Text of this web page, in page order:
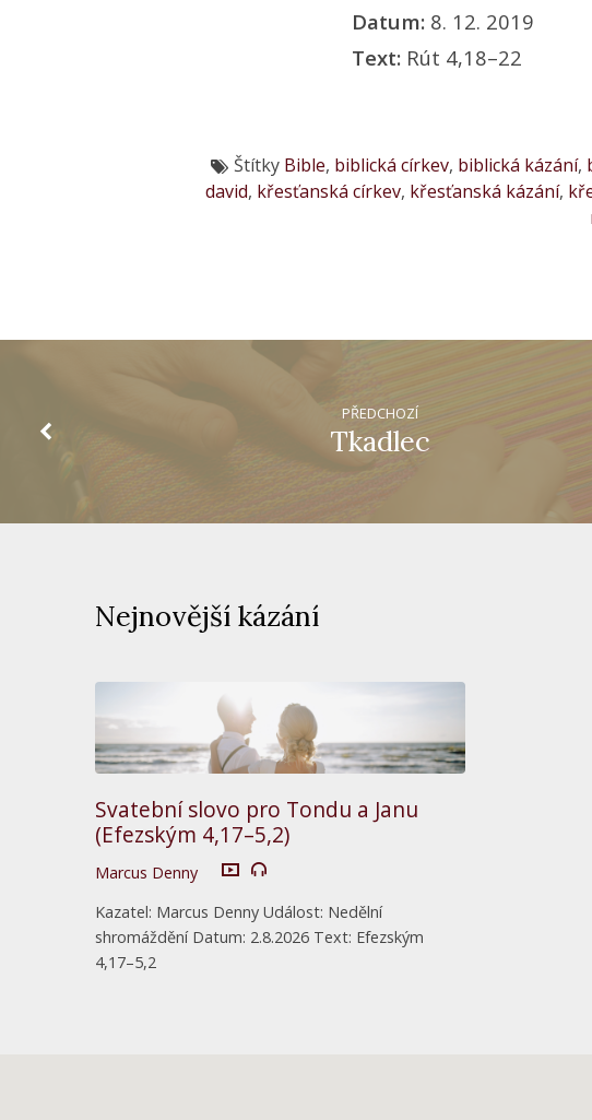
Datum: 8. 12. 2019
Text: Rút 4,18–22
Štítky Bible, biblická církev, biblická kázání,
david, křesťanská církev, křesťanská kázání,
PŘEDCHOZÍ
Tkadlec
Nejnovější kázání
Svatební slovo pro Tondu a Janu
(Efezským 4,17–5,2)
Marcus Denny
Kazatel: Marcus Denny Událost: Nedělní
shromáždění Datum: 2.8.2026 Text: Efezským
4,17–5,2